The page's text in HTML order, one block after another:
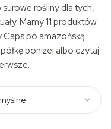
rośliny dla tych,
Mamy 11 produktów
po amazońską
poniżej albo czytaj